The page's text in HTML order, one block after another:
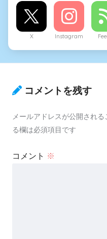
X Instagram
コメントを残す
メールアドレスが公開される
る欄は必須項目です
コメント ※